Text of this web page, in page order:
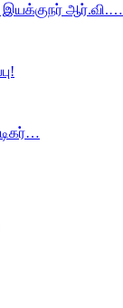
ஆர்.வி.…